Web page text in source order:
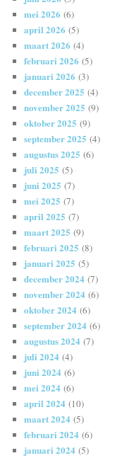
mei 2026 (6)
april 2026 (5)
maart 2026 (4)
februari 2026 (5)
januari 2026 (3)
december 2025 (4)
november 2025 (9)
oktober 2025 (9)
september 2025 (4)
augustus 2025 (6)
juli 2025 (5)
juni 2025 (7)
mei 2025 (7)
april 2025 (7)
maart 2025 (9)
februari 2025 (8)
januari 2025 (5)
december 2024 (7)
november 2024 (6)
oktober 2024 (6)
september 2024 (6)
augustus 2024 (7)
juli 2024 (4)
juni 2024 (6)
mei 2024 (6)
april 2024 (10)
maart 2024 (5)
februari 2024 (6)
januari 2024 (5)